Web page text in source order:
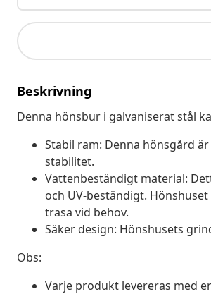
Beskrivning
Denna hönsbur i galvaniserat stål
Stabil ram: Denna hönsgård
stabilitet.
Vattenbeständigt material:
och UV-beständigt.
trasa vid behov.
Säker design: Hönshusets
Obs:
Varje produkt levereras med